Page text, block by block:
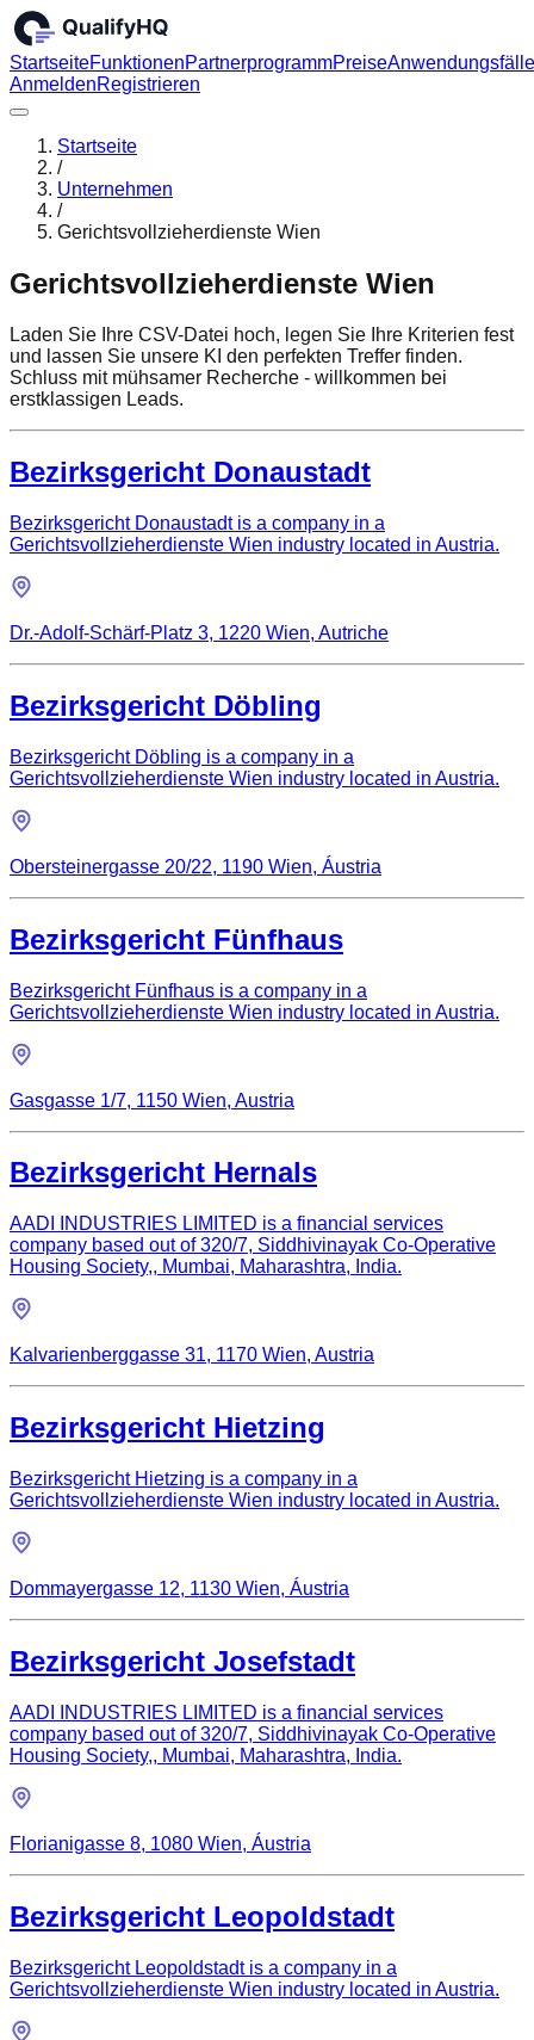
StartseiteFunktionenPartnerprogrammPreiseAnwendungsfälle
AnmeldenRegistrieren
Startseite
/
Unternehmen
/
Gerichtsvollzieherdienste Wien
Gerichtsvollzieherdienste Wien
Laden Sie Ihre CSV-Datei hoch, legen Sie Ihre Kriterien fest
und lassen Sie unsere KI den perfekten Treffer finden.
Schluss mit mühsamer Recherche - willkommen bei
erstklassigen Leads.
Bezirksgericht Donaustadt
Bezirksgericht Donaustadt is a company in a
Gerichtsvollzieherdienste Wien industry located in Austria.
Dr.-Adolf-Schärf-Platz 3, 1220 Wien, Autriche
Bezirksgericht Döbling
Bezirksgericht Döbling is a company in a
Gerichtsvollzieherdienste Wien industry located in Austria.
Obersteinergasse 20/22, 1190 Wien, Áustria
Bezirksgericht Fünfhaus
Bezirksgericht Fünfhaus is a company in a
Gerichtsvollzieherdienste Wien industry located in Austria.
Gasgasse 1/7, 1150 Wien, Austria
Bezirksgericht Hernals
AADI INDUSTRIES LIMITED is a financial services
company based out of 320/7, Siddhivinayak Co-Operative
Housing Society,, Mumbai, Maharashtra, India.
Kalvarienberggasse 31, 1170 Wien, Austria
Bezirksgericht Hietzing
Bezirksgericht Hietzing is a company in a
Gerichtsvollzieherdienste Wien industry located in Austria.
Dommayergasse 12, 1130 Wien, Áustria
Bezirksgericht Josefstadt
AADI INDUSTRIES LIMITED is a financial services
company based out of 320/7, Siddhivinayak Co-Operative
Housing Society,, Mumbai, Maharashtra, India.
Florianigasse 8, 1080 Wien, Áustria
Bezirksgericht Leopoldstadt
Bezirksgericht Leopoldstadt is a company in a
Gerichtsvollzieherdienste Wien industry located in Austria.